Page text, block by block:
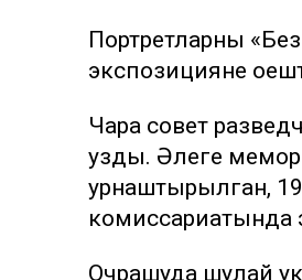
Портретларны
экспозицияне
Чара совет
узды. Әлеге
урнаштырылган,
комиссариатында
Очрашуда шулай